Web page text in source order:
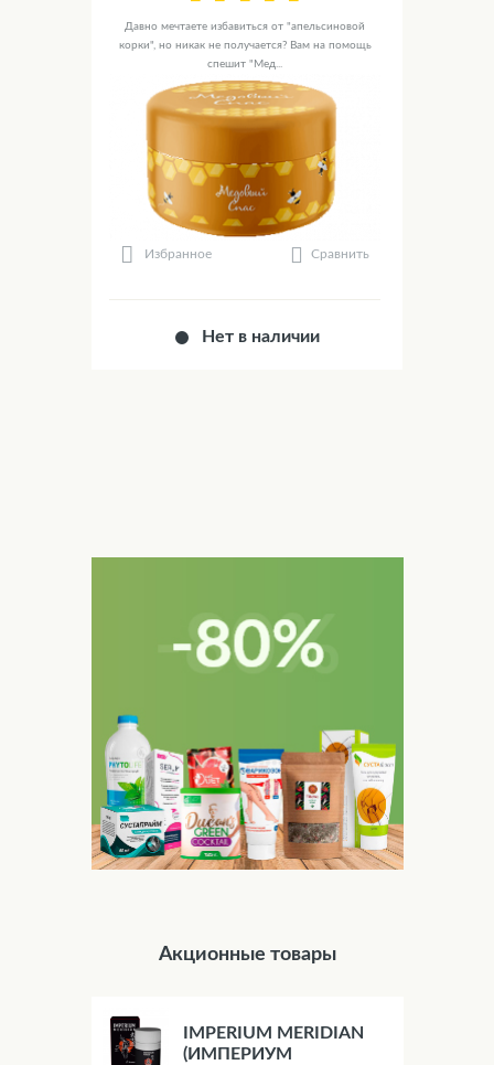
Давно мечтаете избавиться от "апельсиновой
корки", но никак не получается? Вам на помощь
спешит "Мед...
Избранное Сравнить
Нет в наличии
Акционные товары
IMPERIUM MERIDIAN
(ИМПЕРИУМ